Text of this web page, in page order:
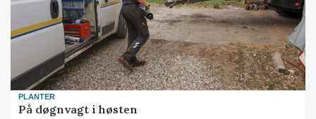
PLANTER
På døgnvagt i høsten